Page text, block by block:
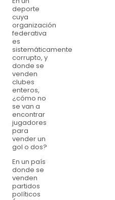
deporte
cuya
organización
federativa
es
sistemáticamente
corrupto, y
donde se
venden
clubes
enteros,
¿cómo no
se van a
encontrar
jugadores
para
vender un
gol o dos?
En un país
donde se
venden
partidos
políticos